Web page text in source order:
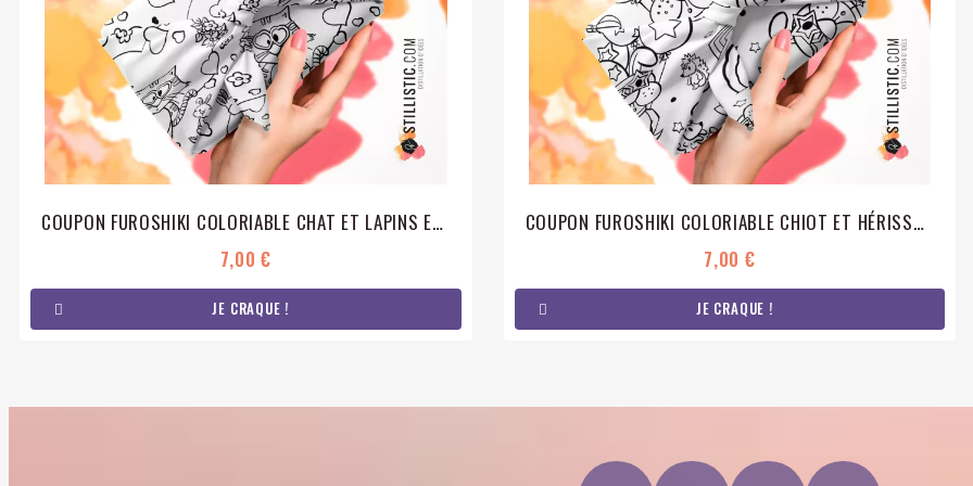
COUPON FUROSHIKI COLORIABLE CHAT ET LAPINS EMBALLAGE CADEAU COTON ÉCO-RESPONSABLE
7,00 €
JE CRAQUE !
COUPON FUROSHIKI COLORIABLE CHIOT ET HÉRISSONS EMBALLAGE CADEAU COTON ÉCO-RESPONSABLE
7,00 €
JE CRAQUE !